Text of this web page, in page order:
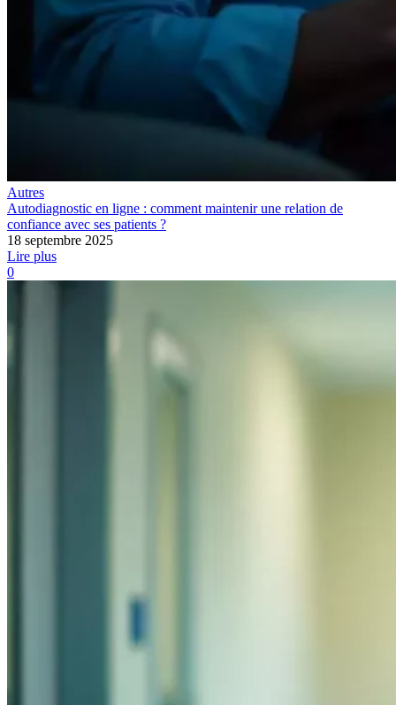
Autres
Autodiagnostic en ligne : comment maintenir une relation de
confiance avec ses patients ?
18 septembre 2025
Lire plus
0